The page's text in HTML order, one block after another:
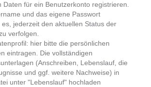
Daten für ein Benutzerkonto registrieren.
und das eigene Passwort
jederzeit den aktuellen Status der
verfolgen.
hier bitte die persönlichen
eintragen. Die vollständigen
(Anschreiben, Lebenslauf, die
und ggf. weitere Nachweise) in
unter "Lebenslauf" hochladen